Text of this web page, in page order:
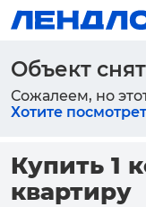
Объект
Сожалеем, но
Хотите
Купить 1
квартиру